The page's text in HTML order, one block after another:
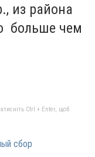
из района
больше чем
Ctrl + Enter, щоб
сбор